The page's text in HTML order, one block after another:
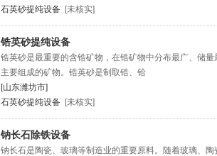
石英砂提纯设备 [未核实]
锆英砂提纯设备
锆英砂是最重要的含锆矿物，在锆矿物中分布最广、储
主要组成的矿物。锆英砂是制取锆、铪
[山东潍坊市]
石英砂提纯设备 [未核实]
钠长石除铁设备
钠长石是陶瓷、玻璃等制造业的重要原料。随着玻璃、